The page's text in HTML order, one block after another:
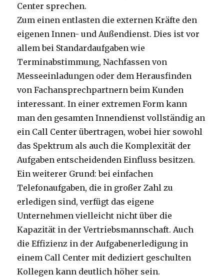
Center sprechen.
Zum einen entlasten die externen Kräfte den
eigenen Innen- und Außendienst. Dies ist vor
allem bei Standardaufgaben wie
Terminabstimmung, Nachfassen von
Messeeinladungen oder dem Herausfinden
von Fachansprechpartnern beim Kunden
interessant. In einer extremen Form kann
man den gesamten Innendienst vollständig an
ein Call Center übertragen, wobei hier sowohl
das Spektrum als auch die Komplexität der
Aufgaben entscheidenden Einfluss besitzen.
Ein weiterer Grund: bei einfachen
Telefonaufgaben, die in großer Zahl zu
erledigen sind, verfügt das eigene
Unternehmen vielleicht nicht über die
Kapazität in der Vertriebsmannschaft. Auch
die Effizienz in der Aufgabenerledigung in
einem Call Center mit dediziert geschulten
Kollegen kann deutlich höher sein.